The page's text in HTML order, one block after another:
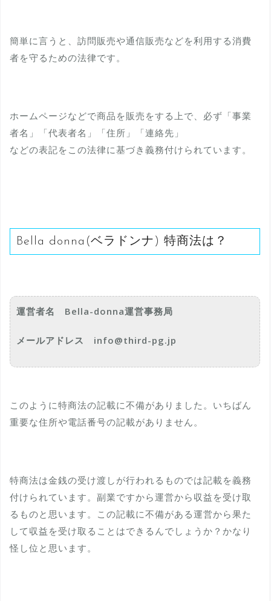
簡単に言うと、訪問販売や通信販売などを利用する消費
者を守るための法律です。
ホームページなどで商品を販売をする上で、必ず「事業
者名」「代表者名」「住所」「連絡先」
などの表記をこの法律に基づき義務付けられています。
Bella donna(ベラドンナ) 特商法は？
運営者名 Bella-donna運営事務局
メールアドレス info@third-pg.jp
このように特商法の記載に不備がありました。いちばん
重要な住所や電話番号の記載がありません。
特商法は金銭の受け渡しが行われるものでは記載を義務
付けられています。副業ですから運営から収益を受け取
るものと思います。この記載に不備がある運営から果た
して収益を受け取ることはできるんでしょうか？かなり
怪し位と思います。